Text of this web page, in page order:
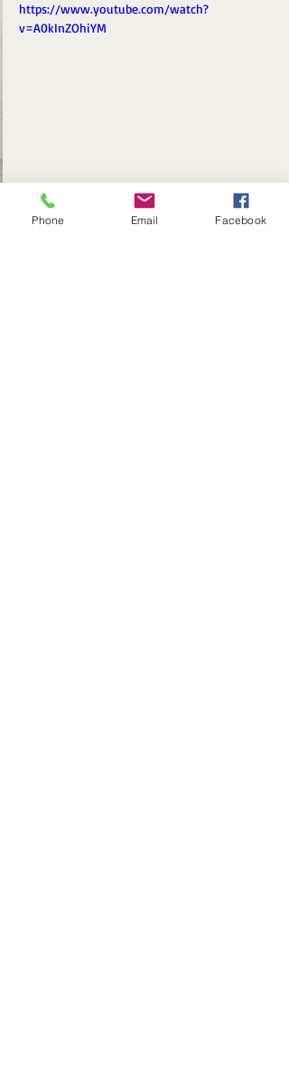
https://www.youtube.com/watch?
v=A0kInZOhiYM
Phone Email Facebook